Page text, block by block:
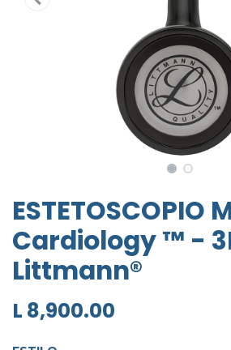
ESTETOSCOPIO
Cardiology ™ -
Littmann®
L 8,900.00